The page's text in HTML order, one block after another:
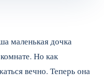
маленькая дочка
Но как
вечно. Теперь она